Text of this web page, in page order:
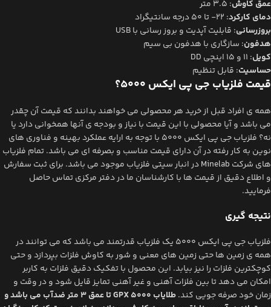
عمق کاوش: 3.5 متر
دمای کارکرد: 22- تا 50 درجه سانتیگراد
بروزرسانی: قابلیت آپدیت و بروز رسانی با USB
هدفون: سازگاری با هدفون بی سیم
کویل: 11 و 15 اینچی DD
حساسیت: قابل تنظیم
قیمت فلزیاب جی پی ایکس 5000؟
همه ی افراد قبل از خرید هر محصولی می خواهند بدانند که قیمت آن چقدر
می باشد و آیا محصولی با این قیمت با نیاز و بودجه ی آنها همخوانی دارد یا
نه؟ فلزیاب جی پی ایکس 5000 با توجه به ارایه عملکرد بهینه و فناوری های
نوین به کار رفته در آن دارای قیمت مناسب و بصرفه ای می باشد. تمام فلزیاب
های شرکت Minelab در انبار سیتی فلزیاب موجود می باشد. برای ثبت سفارش
و اطلاع دقیق از قیمت ها با کارشناسان ما در دفتر مرکزی تماس حاصل
فرمایید.
نتیجه گیری
فلزیاب جی پی ایکس 5000 یک فلزیاب قدرتمند می باشد که می توانند در
همه ی زمین ها حتی زمین های معنی و شور به کاوش فلزات بپردازد و حتی
کوچکترین فلزات را نیز بیابد. این محصول با تفکیک دقیق فلزات به کاربر
امکان می دهد تا بین فلزات آهنی و غیر آهنی تمایز قایل شود و در وقت و
زمان خود صرفه جویی کند.
طلایاب GPX 5000 تا عمق 3 متر ضدآب می باشد و